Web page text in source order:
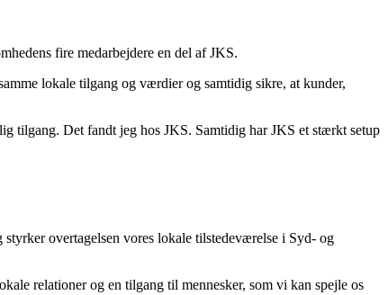
fire medarbejdere en del af JKS.
lokale tilgang og værdier og samtidig sikre, at kunder,
tilgang. Det fandt jeg hos JKS. Samtidig har JKS et stærkt setup
overtagelsen vores lokale tilstedeværelse i Syd- og
relationer og en tilgang til mennesker, som vi kan spejle os